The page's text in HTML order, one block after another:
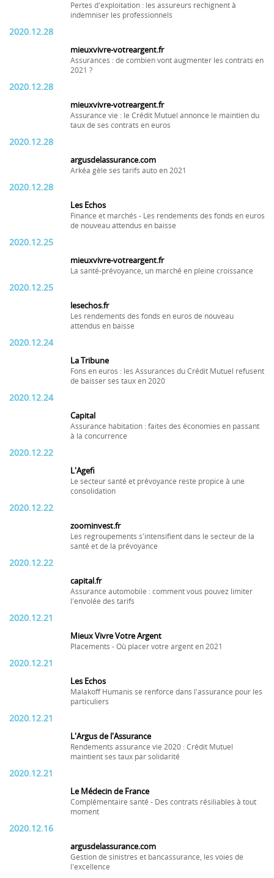
Pertes d'exploitation : les assureurs rechignent à
indemniser les professionnels
2020.12.28
mieuxvivre-votreargent.fr
Assurances : de combien vont augmenter les contrats en
2021 ?
2020.12.28
mieuxvivre-votreargent.fr
Assurance vie : le Crédit Mutuel annonce le maintien du
taux de ses contrats en euros
2020.12.28
argusdelassurance.com
Arkéa gèle ses tarifs auto en 2021
2020.12.28
Les Echos
Finance et marchés - Les rendements des fonds en euros
de nouveau attendus en baisse
2020.12.25
mieuxvivre-votreargent.fr
La santé-prévoyance, un marché en pleine croissance
2020.12.25
lesechos.fr
Les rendements des fonds en euros de nouveau
attendus en baisse
2020.12.24
La Tribune
Fons en euros : les Assurances du Crédit Mutuel refusent
de baisser ses taux en 2020
2020.12.24
Capital
Assurance habitation : faites des économies en passant
à la concurrence
2020.12.22
L'Agefi
Le secteur santé et prévoyance reste propice à une
consolidation
2020.12.22
zoominvest.fr
Les regroupements s'intensifient dans le secteur de la
santé et de la prévoyance
2020.12.22
capital.fr
Assurance automobile : comment vous pouvez limiter
l'envolée des tarifs
2020.12.21
Mieux Vivre Votre Argent
Placements - Où placer votre argent en 2021
2020.12.21
Les Echos
Malakoff Humanis se renforce dans l'assurance pour les
particuliers
2020.12.21
L'Argus de l'Assurance
Rendements assurance vie 2020 : Crédit Mutuel
maintient ses taux par solidarité
2020.12.21
Le Médecin de France
Complémentaire santé - Des contrats résiliables à tout
moment
2020.12.16
argusdelassurance.com
Gestion de sinistres et bancassurance, les voies de
l'excellence